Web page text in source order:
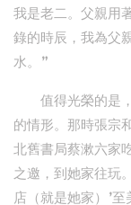
我是老二。父親用
錄的時辰，我為父
水。”
值得光榮的是
的情形。那時張宗
北舊書局蔡漱六家
之邀，到她家往玩
店（就是她家）’